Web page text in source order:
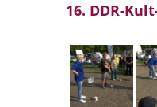
16. DDR-